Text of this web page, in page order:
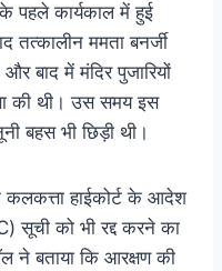
कार्यकाल में हुई
तत्कालीन ममता बनर्जी
बाद में मंदिर पुजारियों
की थी। उस समय इस
बहस भी छिड़ी थी।
हाईकोर्ट के आदेश
सूची को भी रद्द करने का
ने बताया कि आरक्षण की